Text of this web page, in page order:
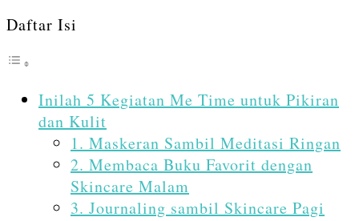
Daftar Isi
Inilah 5 Kegiatan Me Time untuk Pikiran
dan Kulit
1. Maskeran Sambil Meditasi Ringan
2. Membaca Buku Favorit dengan
Skincare Malam
3. Journaling sambil Skincare Pagi